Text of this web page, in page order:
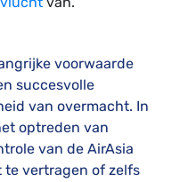
voorwaarde
succesvolle
van overmacht. In
optreden van
van de AirAsia
vertragen of zelfs